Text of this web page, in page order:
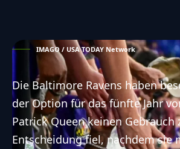
IMAGO / USA TODAY Network
Die Baltimore Ravens haben
der Option für das fünfte Jahr
Patrick Queen keinen Gebrauch
Entscheidung fiel, nachdem sie